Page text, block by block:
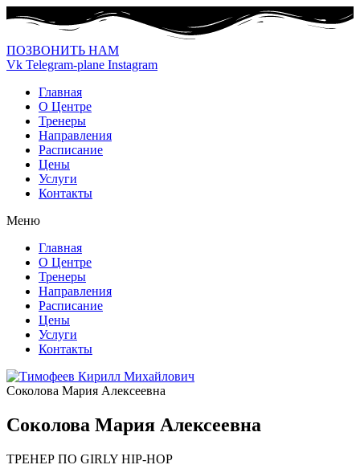
ПОЗВОНИТЬ НАМ
Vk Telegram-plane Instagram
Главная
О Центре
Тренеры
Направления
Расписание
Цены
Услуги
Контакты
Меню
Главная
О Центре
Тренеры
Направления
Расписание
Цены
Услуги
Контакты
Соколова Мария Алексеевна
Соколова Мария Алексеевна
ТРЕНЕР ПО GIRLY HIP-HOP